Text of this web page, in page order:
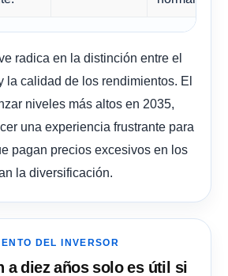
radica en la distinción entre el
la calidad de los rendimientos. El
niveles más altos en 2035,
una experiencia frustrante para
pagan precios excesivos en los
la diversificación.
DEL INVERSOR
a diez años solo es útil si